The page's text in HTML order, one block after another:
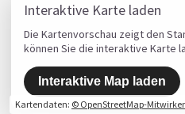
Interaktive Karte laden
Die Kartenvorschau zeigt den
können Sie die interaktive Karte
Interaktive Map laden
Kartendaten: © OpenStreetMap-